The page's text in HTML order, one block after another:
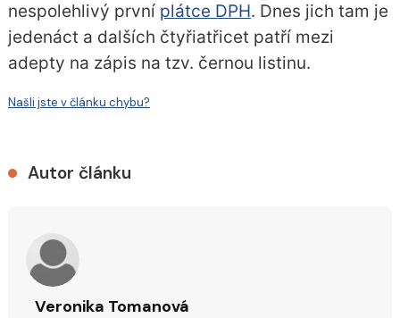
nespolehlivý první plátce DPH. Dnes jich tam je
jedenáct a dalších čtyřiatřicet patří mezi
adepty na zápis na tzv. černou listinu.
Našli jste v článku chybu?
Autor článku
Veronika Tomanová